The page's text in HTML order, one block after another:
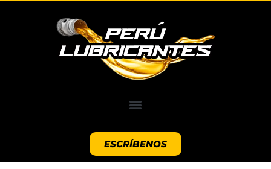
ESCRÍBENOS